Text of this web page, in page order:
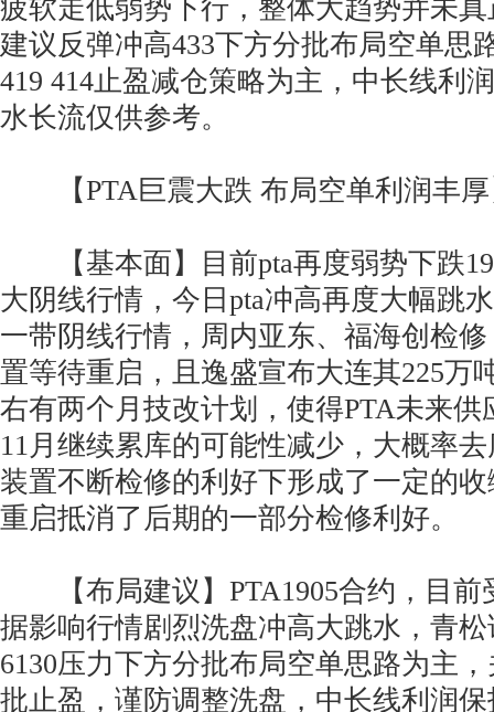
疲软走低弱势下行，整体大趋势并未
建议反弹冲高433下方分批布局空单思
419 414止盈减仓策略为主，中长线利
水长流仅供参考。
【PTA巨震大跌 布局空单利润丰厚
【基本面】目前pta再度弱势下跌
大阴线行情，今日pta冲高再度大幅跳
一带阴线行情，周内亚东、福海创检
置等待重启，且逸盛宣布大连其225万
右有两个月技改计划，使得PTA未来
11月继续累库的可能性减少，大概率
装置不断检修的利好下形成了一定的
重启抵消了后期的一部分检修利好。
【布局建议】PTA1905合约，目前
据影响行情剧烈洗盘冲高大跳水，青
6130压力下方分批布局空单思路为主
批止盈，谨防调整洗盘，中长线利润